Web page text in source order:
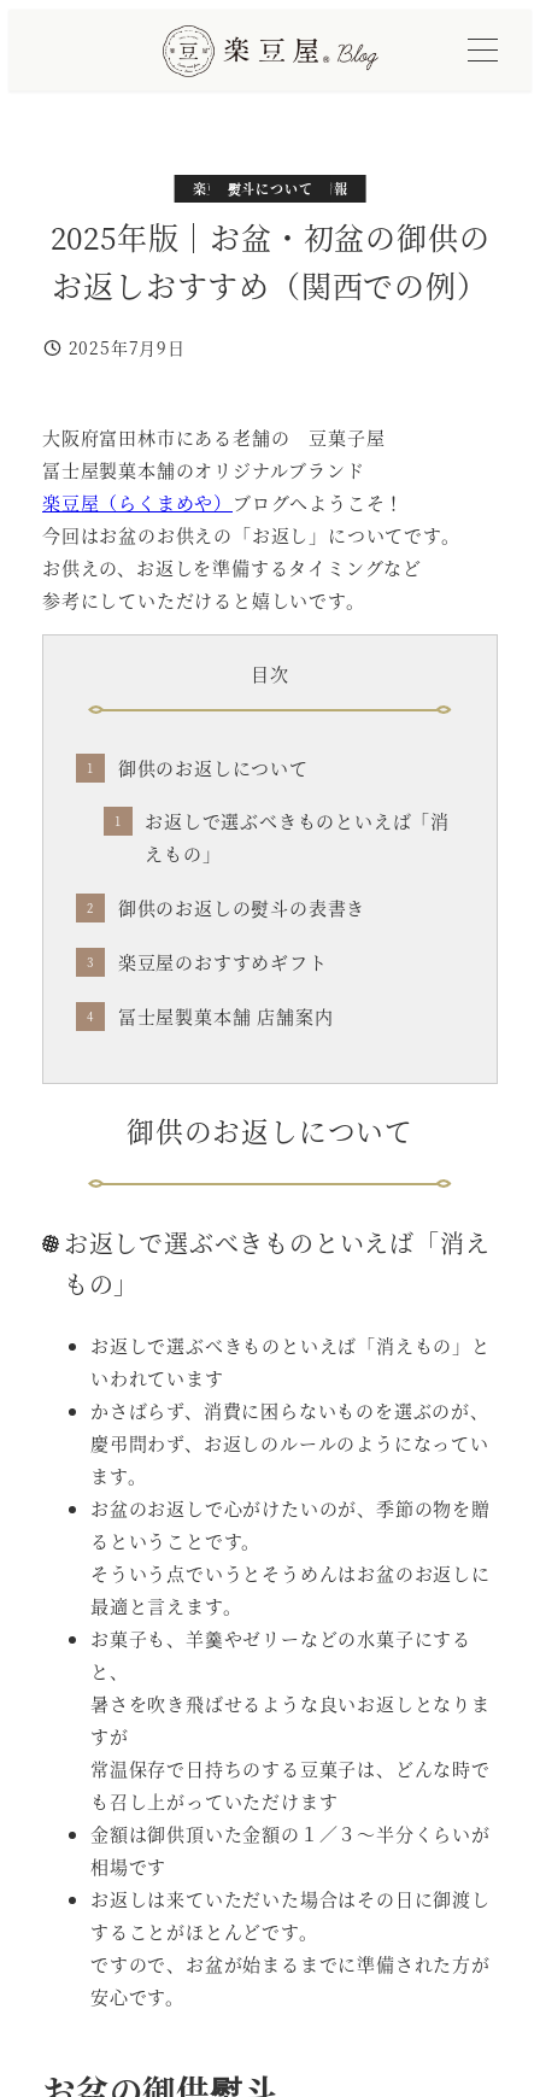
2025年版｜お盆・初盆の御供の
お返しおすすめ（関西での例）
投稿日
2025年7月9日
カテゴリー
楽豆屋サイトと製品情報
カテゴリー
熨斗について
大阪府富田林市にある老舗の 豆菓子屋
冨士屋製菓本舗のオリジナルブランド
楽豆屋（らくまめや） ブログへようこそ！
今回はお盆のお供えの「お返し」についてです。
お供えの、お返しを準備するタイミングなど
参考にしていただけると嬉しいです。
目次
御供のお返しについて
お返しで選ぶべきものといえば「消
えもの」
御供のお返しの熨斗の表書き
楽豆屋のおすすめギフト
冨士屋製菓本舗 店舗案内
御供のお返しについて
お返しで選ぶべきものといえば「消え
もの」
お返しで選ぶべきものといえば「消えもの」と
いわれています
かさばらず、消費に困らないものを選ぶのが、
慶弔問わず、お返しのルールのようになってい
ます。
お盆のお返しで心がけたいのが、季節の物を贈
るということです。
そういう点でいうとそうめんはお盆のお返しに
最適と言えます。
お菓子も、羊羹やゼリーなどの水菓子にする
と、
暑さを吹き飛ばせるような良いお返しとなりま
すが
常温保存で日持ちのする豆菓子は、どんな時で
も召し上がっていただけます
金額は御供頂いた金額の１／３～半分くらいが
相場です
お返しは来ていただいた場合はその日に御渡し
することがほとんどです。
ですので、お盆が始まるまでに準備された方が
安心です。